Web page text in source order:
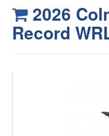
2026
Record